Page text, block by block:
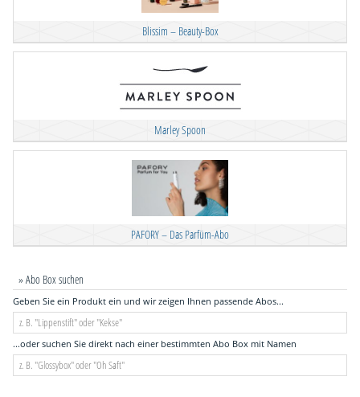
Blissim – Beauty-Box
Marley Spoon
PAFORY – Das Parfüm-Abo
» Abo Box suchen
Geben Sie ein Produkt ein und wir zeigen Ihnen passende Abos...
...oder suchen Sie direkt nach einer bestimmten Abo Box mit Namen